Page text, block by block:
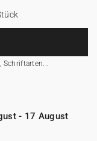
Schriftarten...
- 17 August